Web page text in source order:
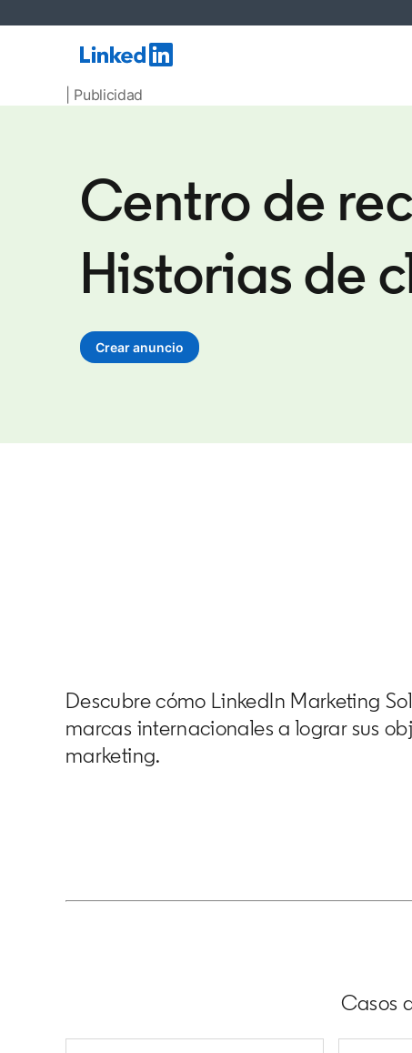
| Publicidad
Centro de
Historias de
Crear anuncioopens in a new tab
Descubre cómo LinkedIn Marketing
marcas internacionales a lograr sus
marketing.
Casos